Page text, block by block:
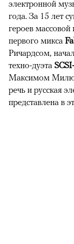
электронной
года. За 15 лет
героев
первого микса
Ричардсом,
техно-дуэта
Максимом
речь и русская
представлена в